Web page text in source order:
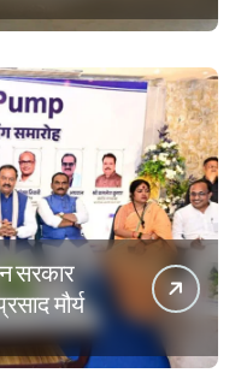
सरकार
मौर्य